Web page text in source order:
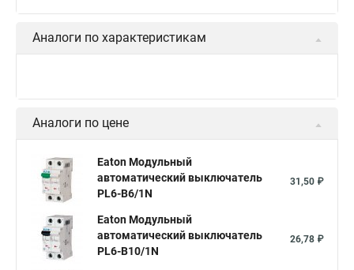
Аналоги по характеристикам
Аналоги по цене
Eaton Модульный
автоматический выключатель
PL6-B6/1N
31,50 ₽
Eaton Модульный
автоматический выключатель
PL6-B10/1N
26,78 ₽